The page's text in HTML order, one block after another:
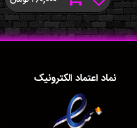
نماد اعتماد الکترونیک